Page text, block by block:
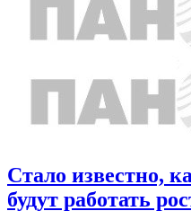
Стало известно,
будут работать